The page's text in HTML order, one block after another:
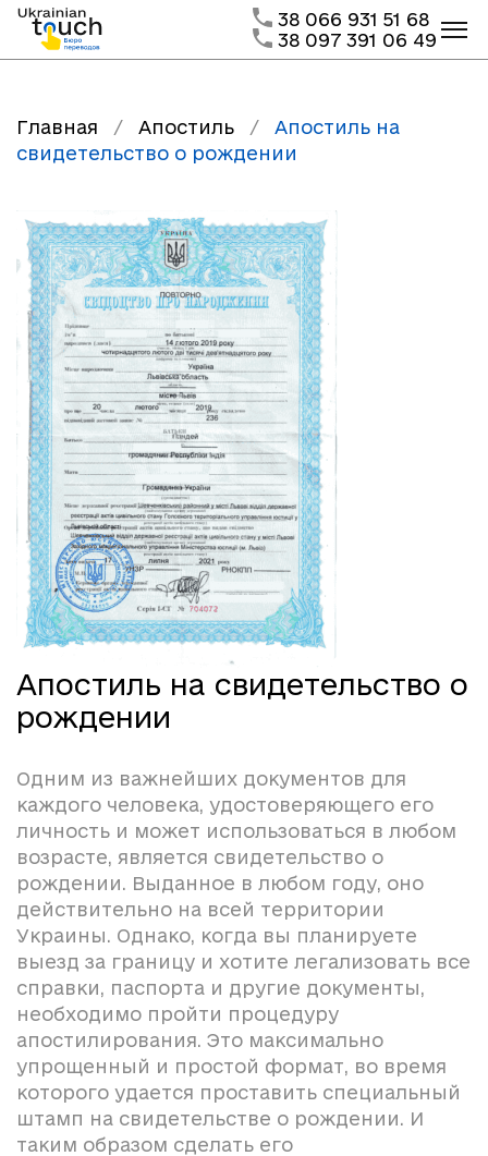
38 066 931 51 68
38 097 391 06 49
Главная / Апостиль /
Апостиль на
свидетельство о рождении
Апостиль на свидетельство о
рождении
Одним из важнейших документов для
каждого человека, удостоверяющего его
личность и может использоваться в любом
возрасте, является свидетельство о
рождении. Выданное в любом году, оно
действительно на всей территории
Украины. Однако, когда вы планируете
выезд за границу и хотите легализовать все
справки, паспорта и другие документы,
необходимо пройти процедуру
апостилирования. Это максимально
упрощенный и простой формат, во время
которого удается проставить специальный
штамп на свидетельстве о рождении. И
таким образом сделать его